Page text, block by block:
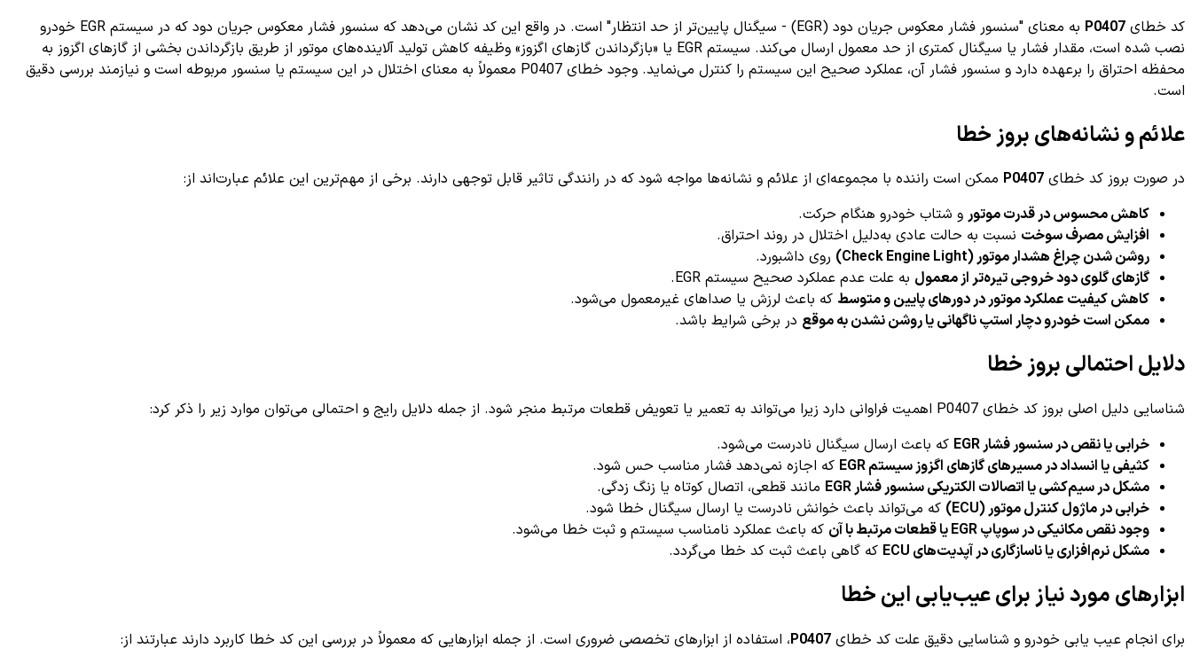
کد خطای P0407
به معنای "سنسور فشار معکوس جریان دود (EGR) - سیگنال پایین‌تر از حد انتظار" است. در واقع این کد نشان می‌دهد که سنسور فشار معکوس جریان دود که در سیستم EGR خودرو
نصب شده است، مقدار فشار یا سیگنال کمتری از حد معمول ارسال می‌کند. سیستم EGR یا «بازگرداندن گازهای اگزوز» وظیفه کاهش تولید آلاینده‌های موتور از طریق بازگرداندن بخشی از گازهای اگزوز به
محفظه احتراق را برعهده دارد و سنسور فشار آن، عملکرد صحیح این سیستم را کنترل می‌نماید. وجود خطای P0407 معمولاً به معنای اختلال در این سیستم یا سنسور مربوطه است و نیازمند بررسی دقیق
است.
علائم و نشانه‌های بروز خطا
در صورت بروز کد خطای P0407 ممکن است راننده با مجموعه‌ای از علائم و نشانه‌ها مواجه شود که در رانندگی تاثیر قابل توجهی دارند. برخی از مهم‌ترین این علائم عبارت‌اند از:
کاهش محسوس در قدرت موتور و شتاب خودرو هنگام حرکت.
افزایش مصرف سوخت نسبت به حالت عادی به‌دلیل اختلال در روند احتراق.
روشن شدن چراغ هشدار موتور (Check Engine Light)
روی داشبورد.
گازهای گلوی دود خروجی تیره‌تر از معمول به علت عدم عملکرد صحیح سیستم EGR.
کاهش کیفیت عملکرد موتور در دورهای پایین و متوسط که باعث لرزش یا صداهای غیرمعمول می‌شود.
ممکن است خودرو دچار استپ ناگهانی یا روشن نشدن به موقع در برخی شرایط باشد.
دلایل احتمالی بروز خطا
شناسایی دلیل اصلی بروز کد خطای P0407 اهمیت فراوانی دارد زیرا می‌تواند به تعمیر یا تعویض قطعات مرتبط منجر شود. از جمله دلایل رایج و احتمالی می‌توان موارد زیر را ذکر کرد:
خرابی یا نقص در سنسور فشار EGR
که باعث ارسال سیگنال نادرست می‌شود.
کثیفی یا انسداد در مسیرهای گازهای اگزوز سیستم EGR
که اجازه نمی‌دهد فشار مناسب حس شود.
مشکل در سیم‌کشی یا اتصالات الکتریکی سنسور فشار EGR
مانند قطعی، اتصال کوتاه یا زنگ زدگی.
خرابی در ماژول کنترل موتور (ECU)
که می‌تواند باعث خوانش نادرست یا ارسال سیگنال خطا شود.
وجود نقص مکانیکی در سوپاپ EGR یا قطعات مرتبط با آن
که باعث عملکرد نامناسب سیستم و ثبت خطا می‌شود.
مشکل نرم‌افزاری یا ناسازگاری در آپدیت‌های ECU
که گاهی باعث ثبت کد خطا می‌گردد.
ابزارهای مورد نیاز برای عیب‌یابی این خطا
برای انجام عیب یابی خودرو و شناسایی دقیق علت کد خطای P0407، استفاده از ابزارهای تخصصی ضروری است. از جمله ابزارهایی که معمولاً در بررسی این کد خطا کاربرد دارند عبارتند از: